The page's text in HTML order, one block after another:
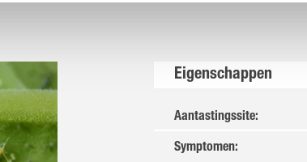
Eigenschappen
Aantastingssite:
Symptomen: